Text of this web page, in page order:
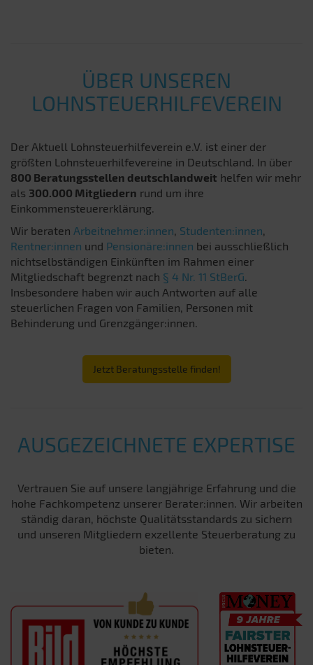
ÜBER UNSEREN
LOHNSTEUERHILFEVEREIN
Der Aktuell Lohnsteuerhilfeverein e.V. ist einer der
größten Lohnsteuerhilfevereine in Deutschland. In über
800 Beratungsstellen deutschlandweit helfen wir mehr
als 300.000 Mitgliedern rund um ihre
Einkommensteuererklärung.
Wir beraten Arbeitnehmer:innen, Studenten:innen,
Rentner:innen und Pensionäre:innen bei ausschließlich
nichtselbständigen Einkünften im Rahmen einer
Mitgliedschaft begrenzt nach § 4 Nr. 11 StBerG.
Insbesondere haben wir auch Antworten auf alle
steuerlichen Fragen von Familien, Personen mit
Behinderung und Grenzgänger:innen.
Jetzt Beratungsstelle finden!
AUSGEZEICHNETE EXPERTISE
Vertrauen Sie auf unsere langjährige Erfahrung und die
hohe Fachkompetenz unserer Berater:innen. Wir arbeiten
ständig daran, höchste Qualitätsstandards zu sichern
und unseren Mitgliedern exzellente Steuerberatung zu
bieten.